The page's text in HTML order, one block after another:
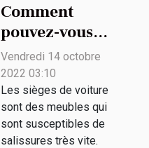
Comment
pouvez-vous
bien nettoyer
les sièges de
votre voiture ?
Vendredi 14 octobre
2022 03:10
Les sièges de voiture
sont des meubles qui
sont susceptibles de
salissures très vite.